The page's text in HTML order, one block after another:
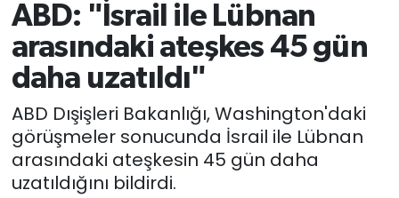
ABD: "İsrail ile Lübnan
arasındaki ateşkes 45 gün
daha uzatıldı"
ABD Dışişleri Bakanlığı, Washington'daki
görüşmeler sonucunda İsrail ile Lübnan
arasındaki ateşkesin 45 gün daha
uzatıldığını bildirdi.
SİYASET
MAGAZİN
Son Dakika Haberleri
Haber Arşivi